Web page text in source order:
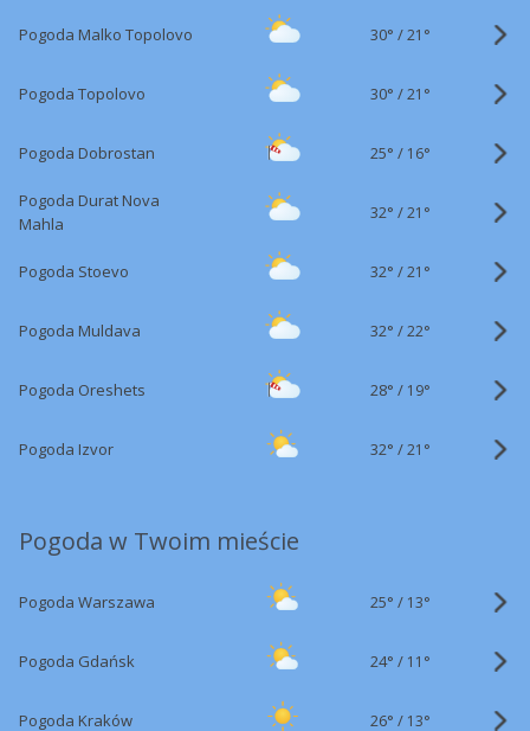
Pogoda Malko Topolovo 30° /21°
Pogoda Topolovo 30° /21°
Pogoda Dobrostan 25° / 16°
Pogoda Durat Nova
Mahla
32° /21°
Pogoda Stoevo 32° /21°
Pogoda Muldava 32° /22°
Pogoda Oreshets 28° / 19°
Pogoda Izvor 32° /21°
Pogoda w Twoim mieście
Pogoda Warszawa 25° / 13°
Pogoda Gdańsk 24° / 11°
Pogoda Kraków 26° / 13°